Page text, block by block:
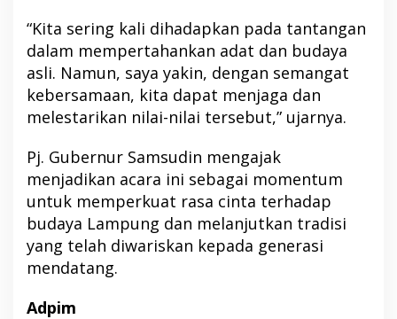
“Kita sering kali dihadapkan pada tantangan
dalam mempertahankan adat dan budaya
asli. Namun, saya yakin, dengan semangat
kebersamaan, kita dapat menjaga dan
melestarikan nilai-nilai tersebut,” ujarnya.
Pj. Gubernur Samsudin mengajak
menjadikan acara ini sebagai momentum
untuk memperkuat rasa cinta terhadap
budaya Lampung dan melanjutkan tradisi
yang telah diwariskan kepada generasi
mendatang.
Adpim